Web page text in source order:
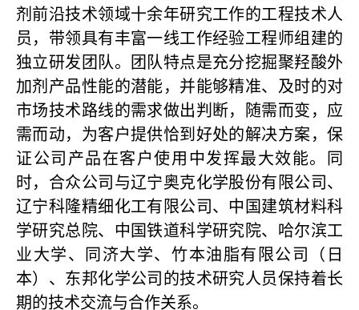
剂前沿技术领域十余年研究工作的工程技术人
员，带领具有丰富一线工作经验工程师组建的
独立研发团队。团队特点是充分挖掘聚羟酸外
加剂产品性能的潜能，并能够精准、及时的对
市场技术路线的需求做出判断，随需而变，应
需而动，为客户提供恰到好处的解决方案，保
证公司产品在客户使用中发挥最大效能。同
时，合众公司与辽宁奥克化学股份有限公司、
辽宁科隆精细化工有限公司、中国建筑材料科
学研究总院、中国铁道科学研究院、哈尔滨工
业大学、同济大学、竹本油脂有限公司（日
本）、东邦化学公司的技术研究人员保持着长
期的技术交流与合作关系。